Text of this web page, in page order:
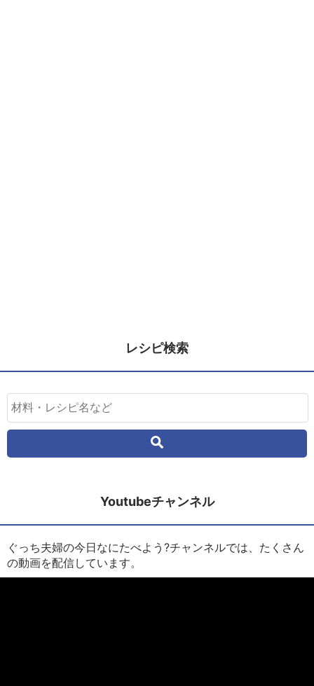
レシピ検索
Youtubeチャンネル
ぐっち夫婦の今日なにたべよう?チャンネルでは、たくさん
の動画を配信しています。